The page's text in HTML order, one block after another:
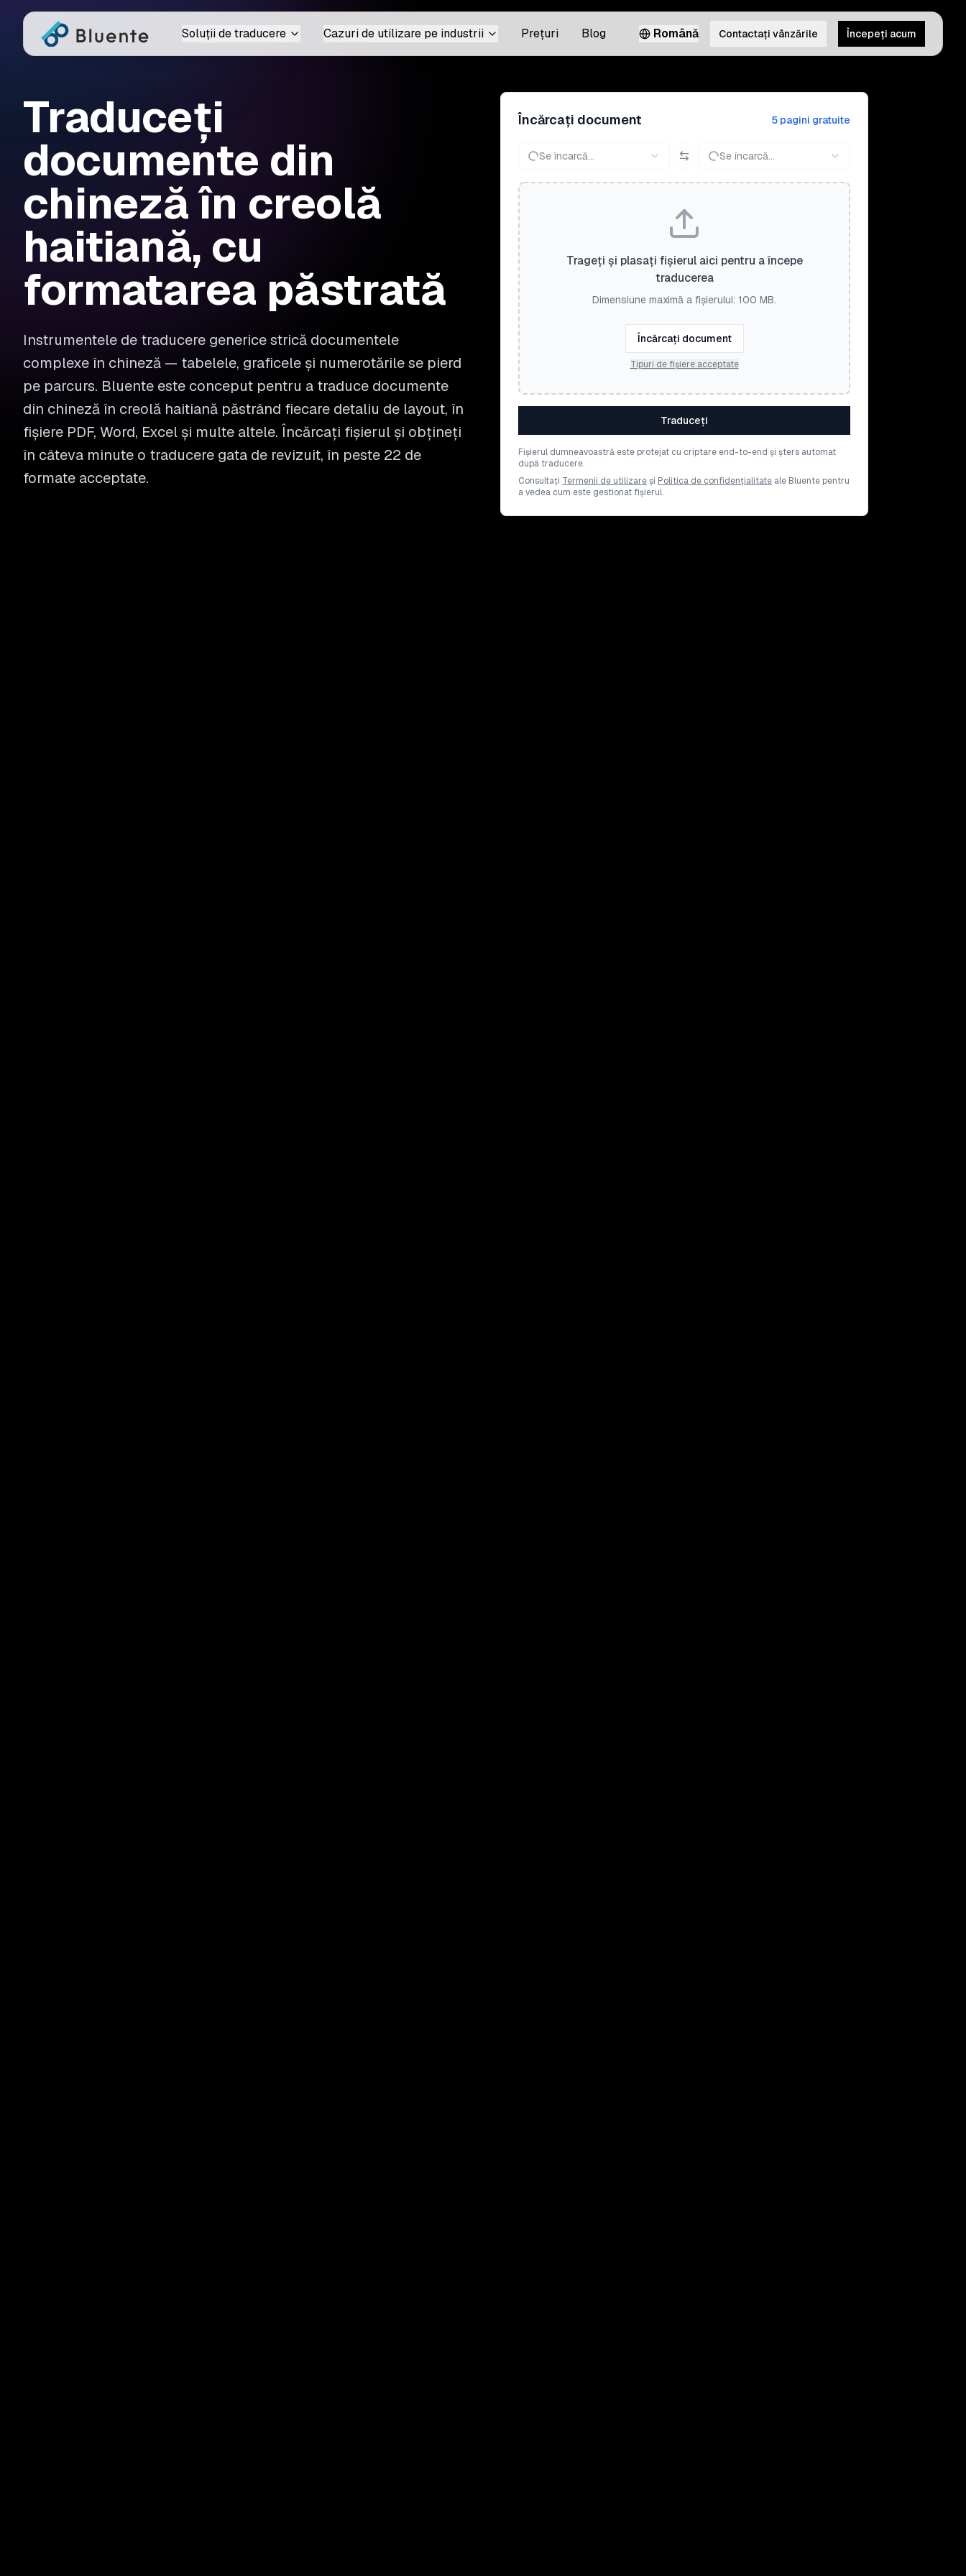
Soluții de traducere Cazuri de utilizare pe industrii Prețuri Blog Română Contactați vânzările Începeți acum
Traduceți
documente din
chineză în creolă
haitiană, cu
formatarea păstrată
Instrumentele de traducere generice strică documentele
complexe în chineză — tabelele, graficele și numerotările se pierd
pe parcurs. Bluente este conceput pentru a traduce documente
din chineză în creolă haitiană păstrând fiecare detaliu de layout, în
fișiere PDF, Word, Excel și multe altele. Încărcați fișierul și obțineți
în câteva minute o traducere gata de revizuit, în peste 22 de
formate acceptate.
Încărcați document 5 pagini gratuite
Se încarcă... Se încarcă...
Trageți și plasați fișierul aici pentru a începe
traducerea
Dimensiune maximă a fișierului: 100 MB.
Încărcați document
Tipuri de fișiere acceptate
Traduceți
Fișierul dumneavoastră este protejat cu criptare end-to-end și șters automat
după traducere.
Consultați Termenii de utilizareși Politica de confidențialitate ale Bluente pentru
a vedea cum este gestionat fișierul.